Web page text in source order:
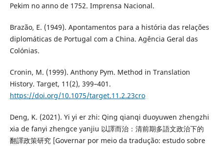
Pekim no anno de 1752. Imprensa Nacional.
Brazão, E. (1949). Apontamentos para a história das relações
diplomáticas de Portugal com a China. Agência Geral das
Colónias.
Cronin, M. (1999). Anthony Pym. Method in Translation
History. Target, 11(2), 399–401.
https://doi.org/10.1075/target.11.2.23cro
Deng, K. (2021). Yi yi er zhi: Qing qianqi duoyuwen zhengzhi
xia de fanyi zhengce yanjiu 以譯而治：清前期多語文政治下的
翻譯政策研究 [Governar por meio da tradução: estudo sobre